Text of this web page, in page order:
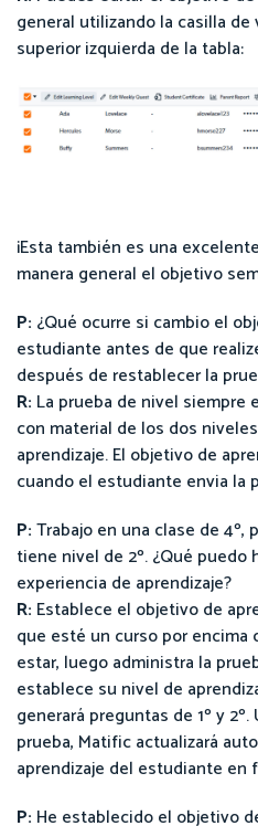
general utilizando la casilla
superior izquierda de la tabla:
¡Esta también es una
manera general el objetivo
P: ¿Qué ocurre si cambio el
estudiante antes de que
después de restablecer la
R: La prueba de nivel siempre
con material de los dos
aprendizaje. El objetivo de
cuando el estudiante envia la
P:Trabajo en una clase de
tiene nivel de 2º. ¿Qué puedo
experiencia de aprendizaje?
R: Establece el objetivo de
que esté un curso por encima
estar, luego administra la
establece su nivel de
generará preguntas de 1º y
prueba, Matific actualizará
aprendizaje del estudiante en
P: He establecido el objetivo